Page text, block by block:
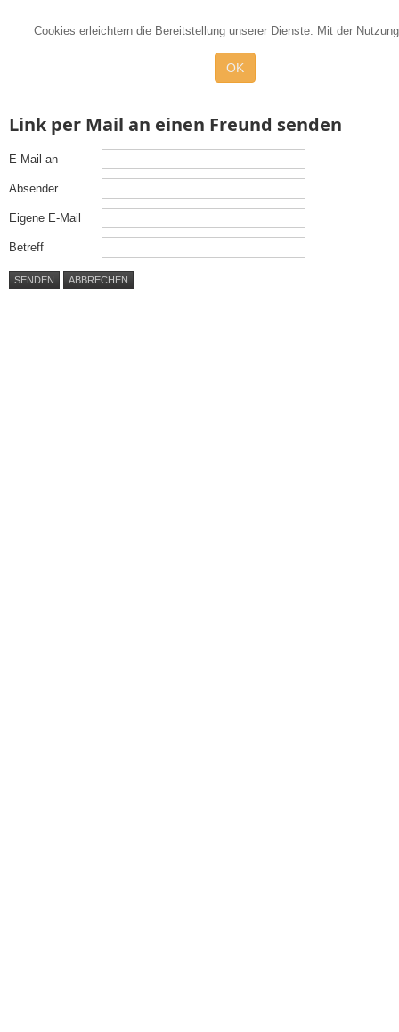
Cookies erleichtern die Bereitstellung unserer Dienste. Mit der
OK
Link per Mail an einen Freund senden
E-Mail an
Absender
Eigene E-Mail
Betreff
SENDEN ABBRECHEN